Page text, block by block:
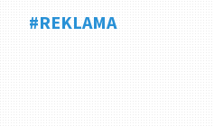
#REKLAMA